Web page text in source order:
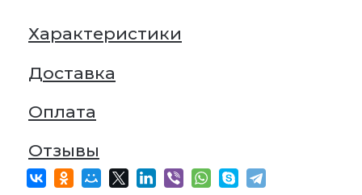
Характеристики
Доставка
Оплата
Отзывы